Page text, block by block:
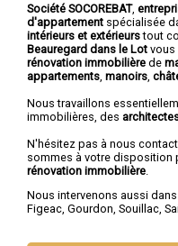
Société SOCOREBAT,
d'appartement spécialisée
intérieurs et extérieurstout
Beauregard dans le Lot vous
rénovation immobilière de
appartements manoirs
Nous travaillons
immobilières, des
N'hésitez pas à nous
sommes à votre disposition
rénovation immobilière
Nous intervenons aussi
Figeac, Gourdon, Souillac,